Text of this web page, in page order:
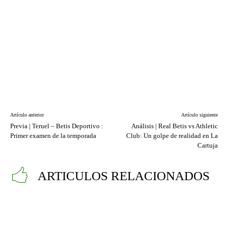
Artículo anterior
Previa | Teruel – Betis Deportivo :
Primer examen de la temporada
Artículo siguiente
Análisis | Real Betis vs Athletic
Club: Un golpe de realidad en La
Cartuja
ARTICULOS RELACIONADOS